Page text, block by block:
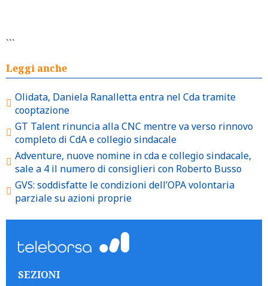
```
Leggi anche
Olidata, Daniela Ranalletta entra nel Cda tramite
cooptazione
GT Talent rinuncia alla CNC mentre va verso rinnovo
completo di CdA e collegio sindacale
Adventure, nuove nomine in cda e collegio sindacale,
sale a 4 il numero di consiglieri con Roberto Busso
GVS: soddisfatte le condizioni dell’OPA volontaria
parziale su azioni proprie
SEZIONI